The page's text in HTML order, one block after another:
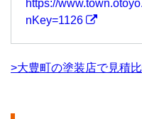
https://
nKey=1126
>大豊町の塗装店で見積